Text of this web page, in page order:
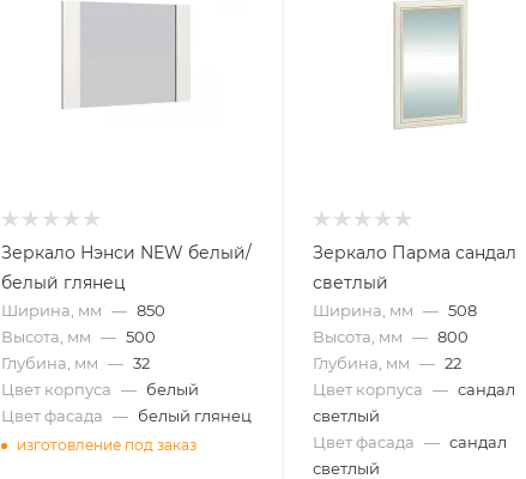
Зеркало Нэнси NEW белый/
белый глянец
Ширина, мм — 850
Высота, мм — 500
Глубина, мм — 32
Цвет корпуса — белый
Цвет фасада — белый глянец
изготовление под заказ
Зеркало Парма сандал
светлый
Ширина, мм — 508
Высота, мм — 800
Глубина, мм — 22
Цвет корпуса — сандал
светлый
Цвет фасада — сандал
светлый